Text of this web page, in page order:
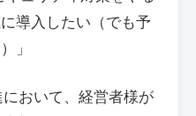
導入したい（でも予
」
おいて、経営者様が